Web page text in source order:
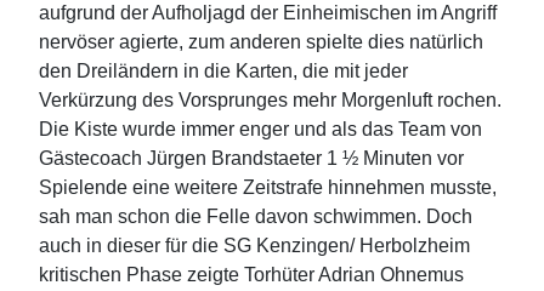
aufgrund der Aufholjagd der Einheimischen im Angriff
nervöser agierte, zum anderen spielte dies natürlich
den Dreiländern in die Karten, die mit jeder
Verkürzung des Vorsprunges mehr Morgenluft rochen.
Die Kiste wurde immer enger und als das Team von
Gästecoach Jürgen Brandstaeter 1 ½ Minuten vor
Spielende eine weitere Zeitstrafe hinnehmen musste,
sah man schon die Felle davon schwimmen. Doch
auch in dieser für die SG Kenzingen/ Herbolzheim
kritischen Phase zeigte Torhüter Adrian Ohnemus